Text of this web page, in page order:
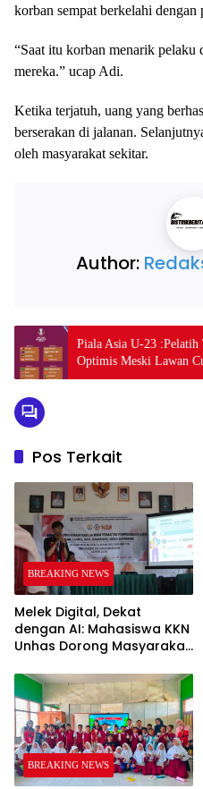
korban sempat berkelahi dengan
“Saat itu korban menarik pelaku
mereka.” ucap Adi.
Ketika terjatuh, uang yang
berserakan di jalanan.
oleh masyarakat sekitar.
Author:
Piala Asia U-23 :Pelatih
Optimis Meski Lawan
Pos Terkait
BREAKING NEWS
Melek Digital, Dekat
dengan AI: Mahasiswa KKN
Unhas Dorong Masyarakat
Digital yang Cerdas dan
Adaptif
BREAKING NEWS